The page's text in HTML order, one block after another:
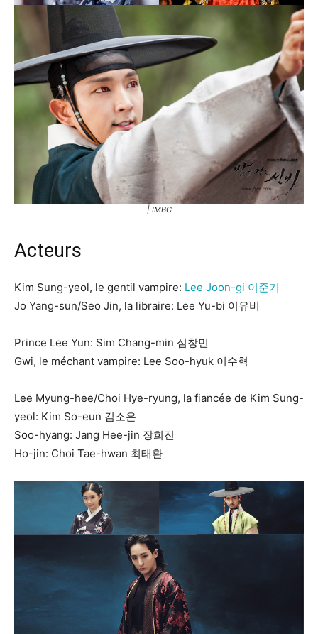
| IMBC
Acteurs
Kim Sung-yeol, le gentil vampire: Lee Joon-gi 이준기
Jo Yang-sun/Seo Jin, la libraire: Lee Yu-bi 이유비
Prince Lee Yun: Sim Chang-min 심창민
Gwi, le méchant vampire: Lee Soo-hyuk 이수혁
Lee Myung-hee/Choi Hye-ryung, la fiancée de Kim Sung-
yeol: Kim So-eun 김소은
Soo-hyang: Jang Hee-jin 장희진
Ho-jin: Choi Tae-hwan 최태환